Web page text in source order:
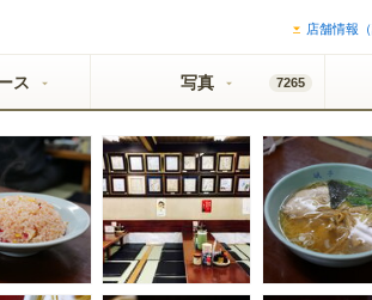
店舗情報（
ス 写真 7265